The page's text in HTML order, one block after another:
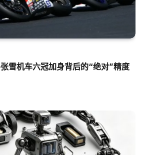
雪机车六冠加身背后的“绝对”精度